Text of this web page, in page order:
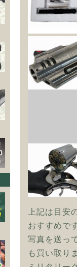
上記は目安
おすすめで
写真を送っ
も買い取り